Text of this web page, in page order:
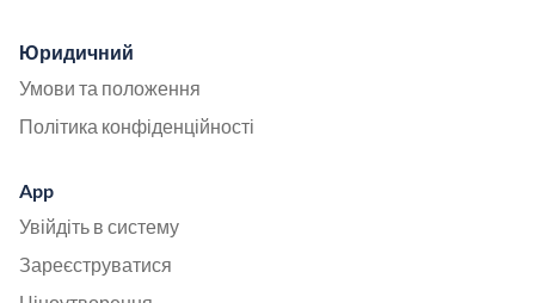
Юридичний
Умови та положення
Політика конфіденційності
App
Увійдіть в систему
Зареєструватися